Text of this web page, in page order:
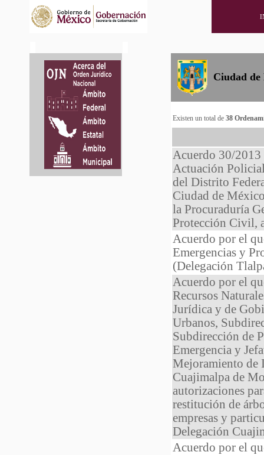
Ciudad de
Existen un total de 38
Acuerdo 30/2013
Actuación
del Distrito
Ciudad de
la Procuraduría
Protección Civil,
Acuerdo por el
Emergencias y
(Delegación
Acuerdo por el
Recursos
Jurídica y de
Urbanos,
Subdirección de
Emergencia y
Mejoramiento de
Cuajimalpa de
autorizaciones
restitución de
empresas y
Delegación
Acuerdo por el